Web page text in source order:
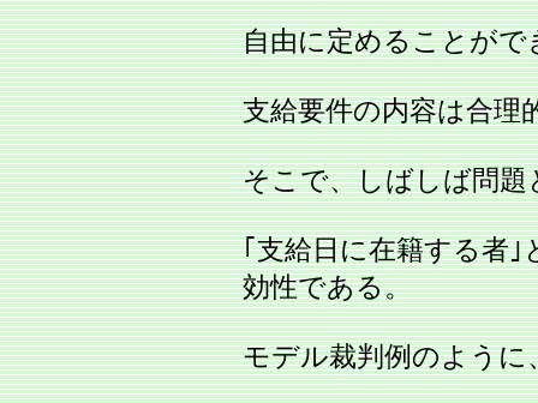
自由に定めることがで
支給要件の内容は合理
そこで、しばしば問題
｢支給日に在籍する者｣
効性である。
モデル裁判例のように